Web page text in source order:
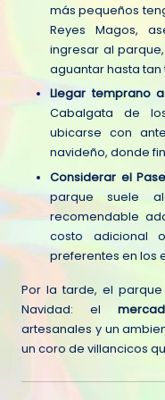
más pequeños
Reyes Magos,
ingresar al
aguantar hasta
Llegar temprano
Cabalgata de
ubicarse con
navideño, donde
Considerar el
parque suele
recomendable
costo adicional
preferentes en los
Por la tarde, el
Navidad: el
artesanales y un
un coro de villancicos